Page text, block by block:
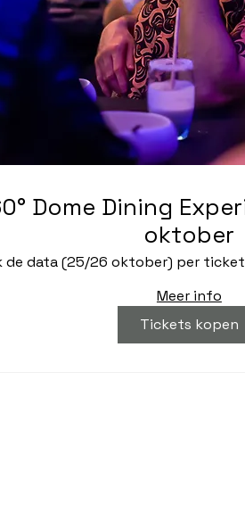
Dining Experience 25 en 26
oktober
de data (25/26 oktober) per ticket
Meer info
Tickets kopen